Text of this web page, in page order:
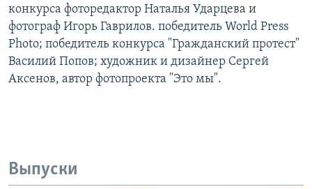
конкурса фоторедактор Наталья Ударцева и
фотограф Игорь Гаврилов. победитель World Press
Photo; победитель конкурса "Гражданский протест"
Василий Попов; художник и дизайнер Сергей
Аксенов, автор фотопроекта "Это мы".
Выпуски